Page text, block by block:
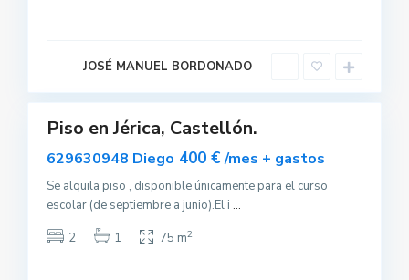
JOSÉ MANUEL BORDONADO
a
Piso en Jérica, Castellón.
629630948 Diego 400 €/mes + gastos
Se alquila piso , disponible únicamente para el curso
escolar (de septiembre a junio).El i ...
2
1 75 m2
B